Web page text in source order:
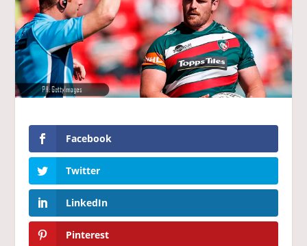
Facebook
Twitter
LinkedIn
Pinterest